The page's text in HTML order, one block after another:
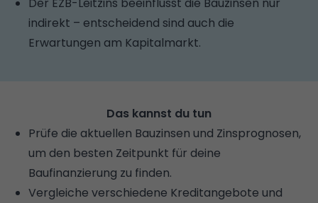
indirekt – entscheidend sind auch die
Erwartungen am Kapitalmarkt.
Das kannst du tun
Prüfe die aktuellen Bauzinsen und Zinsprognosen,
um den besten Zeitpunkt für deine
Baufinanzierung zu finden.
Vergleiche verschiedene Kreditangebote und